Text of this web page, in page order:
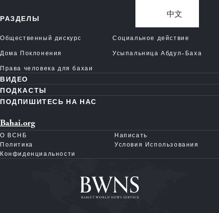
中文
РАЗДЕЛЫ
Общественный дискурс
Социальное действие
Дома Поклонения
Усыпальница Абдул-Баха
Права человека для бахаи
ВИДЕО
ПОДКАСТЫ
ПОДПИШИТЕСЬ НА НАС
Bahai.org
О ВСНБ
Написать
Политика
Конфиденциальности
Условия Использования